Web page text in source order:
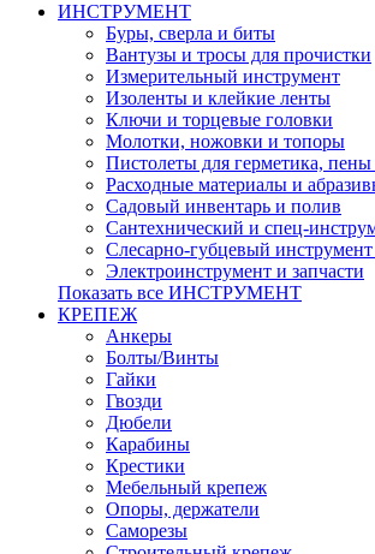
ИНСТРУМЕНТ
Буры, сверла и биты
Вантузы и тросы для прочистки
Измерительный инструмент
Изоленты и клейкие ленты
Ключи и торцевые головки
Молотки, ножовки и топоры
Пистолеты для герметика,
Расходные материалы и
Садовый инвентарь и полив
Сантехнический и спец-
Слесарно-губцевый инструмент
Электроинструмент и запчасти
Показать все ИНСТРУМЕНТ
КРЕПЕЖ
Анкеры
Болты/Винты
Гайки
Гвозди
Дюбели
Карабины
Крестики
Мебельный крепеж
Опоры, держатели
Саморезы